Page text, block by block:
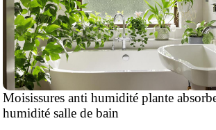
Moisissures anti humidité plante
humidité salle de bain